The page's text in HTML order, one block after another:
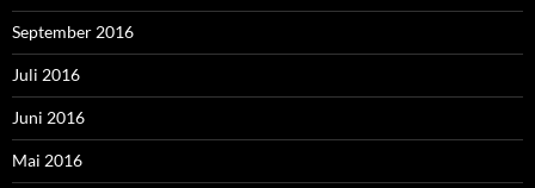
September 2016
Juli 2016
Juni 2016
Mai 2016